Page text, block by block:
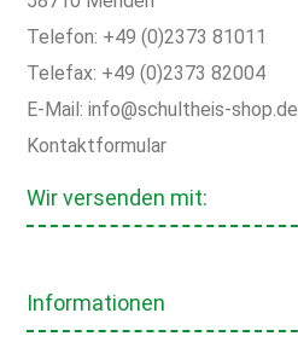
Telefon: +49 (0)2373 81011
Telefax: +49 (0)2373 82004
E-Mail: info@schultheis-shop.de
Kontaktformular
Wir versenden mit:
Informationen